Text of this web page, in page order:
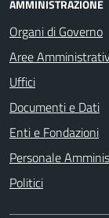
AMMINISTRAZIONE
Organi di Governo
Aree
Uffici
Documenti e Dati
Enti e Fondazioni
Personale
Politici